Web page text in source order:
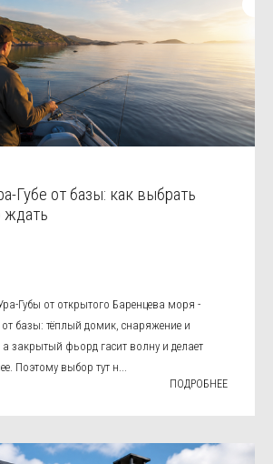
Губе от базы: как выбрать
ждать
Губы от открытого Баренцева моря -
базы: тёплый домик, снаряжение и
а закрытый фьорд гасит волну и делает
Поэтому выбор тут н...
ПОДРОБНЕЕ